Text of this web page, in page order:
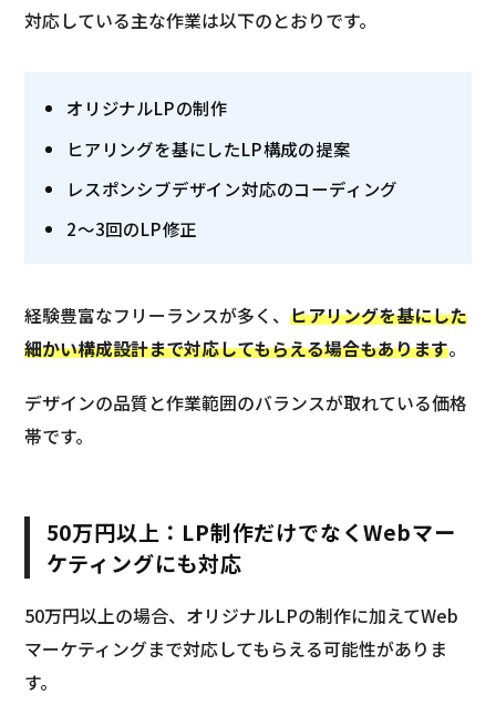
対応している主な作業は以下のとおりです。
オリジナルLPの制作
ヒアリングを基にしたLP構成の提案
レスポンシブデザイン対応のコーディング
2〜3回のLP修正
経験豊富なフリーランスが多く、ヒアリングを基にした
細かい構成設計まで対応してもらえる場合もあります。
デザインの品質と作業範囲のバランスが取れている価格
帯です。
50万円以上：LP制作だけでなくWebマー
ケティングにも対応
50万円以上の場合、オリジナルLPの制作に加えてWeb
マーケティングまで対応してもらえる可能性がありま
す。